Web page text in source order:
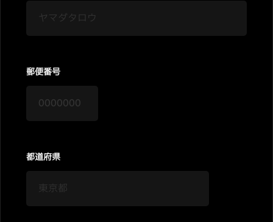
郵便番号
都道府県